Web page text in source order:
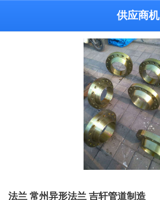
供应商机
法兰 常州异形法兰 吉轩管道制造